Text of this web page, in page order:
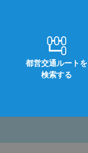
都営交通ルートを
検索する